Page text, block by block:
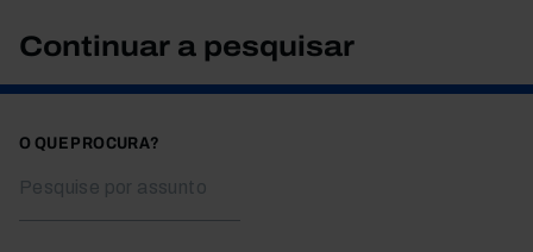
Continuar a pesquisar
O QUE PROCURA?